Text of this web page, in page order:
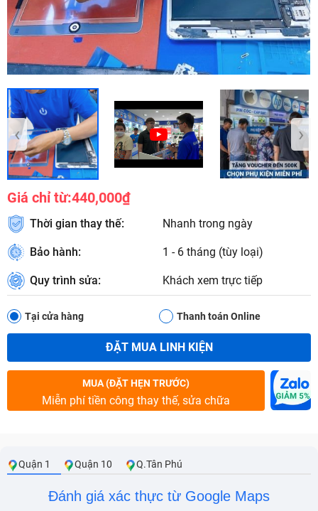
‹ ›
Giá chỉ từ:440,000₫
Thời gian thay thế: Nhanh trong ngày
Bảo hành: 1 - 6 tháng (tùy loại)
Quy trình sửa: Khách xem trực tiếp
Tại cửa hàng Thanh toán Online
ĐẶT MUA LINH KIỆN
MUA (ĐẶT HẸN TRƯỚC)
Miễn phí tiền công thay thế, sửa chữa
Quận 1 Quận 10 Q.Tân Phú
Đánh giá xác thực từ Google Maps